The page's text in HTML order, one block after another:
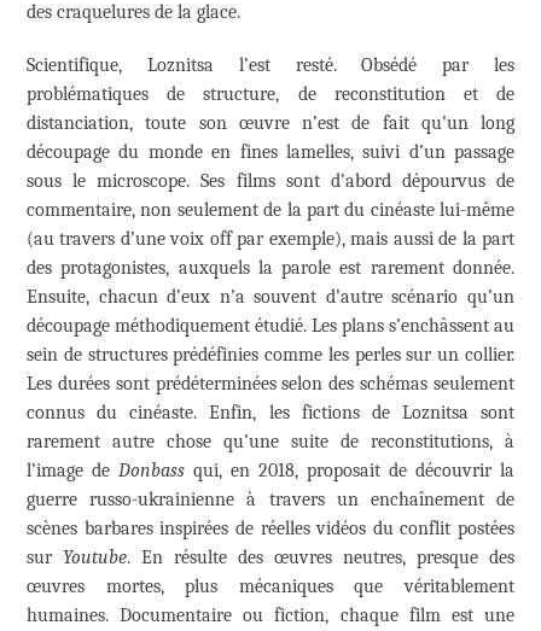
des craquelures de la glace.
Scientifique, Loznitsa l’est resté. Obsédé par les
problématiques de structure, de reconstitution et de
distanciation, toute son œuvre n’est de fait qu’un long
découpage du monde en fines lamelles, suivi d’un passage
sous le microscope. Ses films sont d’abord dépourvus de
commentaire, non seulement de la part du cinéaste lui-même
(au travers d’une voix off par exemple), mais aussi de la part
des protagonistes, auxquels la parole est rarement donnée.
Ensuite, chacun d’eux n’a souvent d’autre scénario qu’un
découpage méthodiquement étudié. Les plans s’enchâssent au
sein de structures prédéfinies comme les perles sur un collier.
Les durées sont prédéterminées selon des schémas seulement
connus du cinéaste. Enfin, les fictions de Loznitsa sont
rarement autre chose qu’une suite de reconstitutions, à
l’image de Donbass qui, en 2018, proposait de découvrir la
guerre russo-ukrainienne à travers un enchaînement de
scènes barbares inspirées de réelles vidéos du conflit postées
sur Youtube. En résulte des œuvres neutres, presque des
œuvres mortes, plus mécaniques que véritablement
humaines. Documentaire ou fiction, chaque film est une